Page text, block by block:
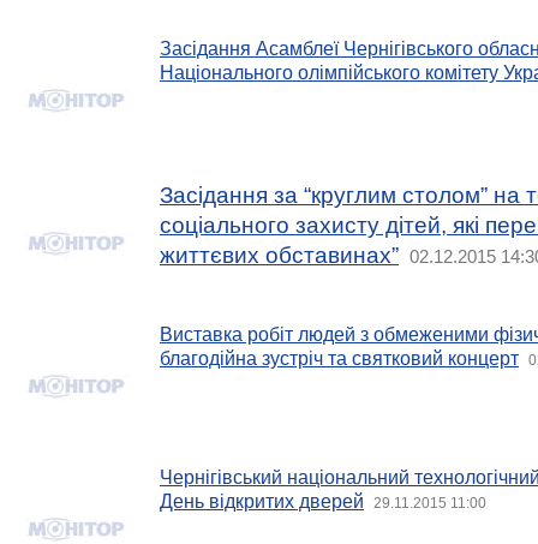
Засідання Асамблеї Чернігівського
Національного олімпійського комітету
Засідання за “круглим столом” на
соціального захисту дітей, які
життєвих обставинах” 02.12.2015
Виставка робіт людей з обмеженими
благодійна зустріч та святковий концерт
Чернігівський національний
День відкритих дверей
29.11.2015 11:00